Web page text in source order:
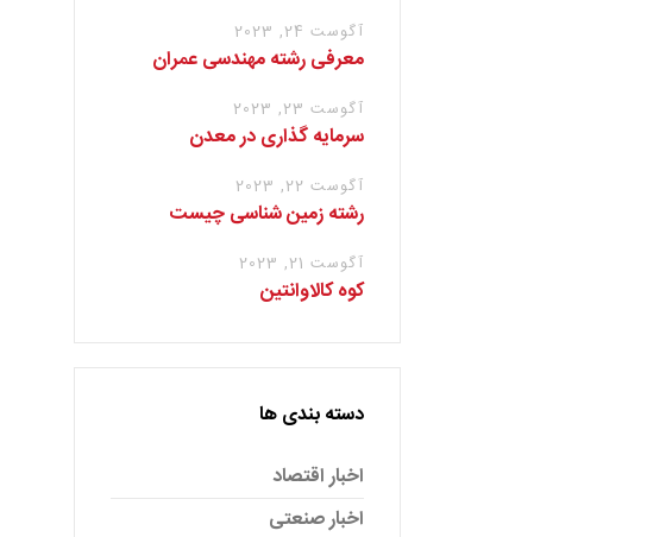
آگوست 24, 2023
معرفی رشته مهندسی عمران
آگوست 23, 2023
سرمایه گذاری در معدن
آگوست 22, 2023
رشته زمین شناسی چیست
آگوست 21, 2023
کوه کالاوانتین
دسته بندی ها
اخبار اقتصاد
اخبار صنعتی